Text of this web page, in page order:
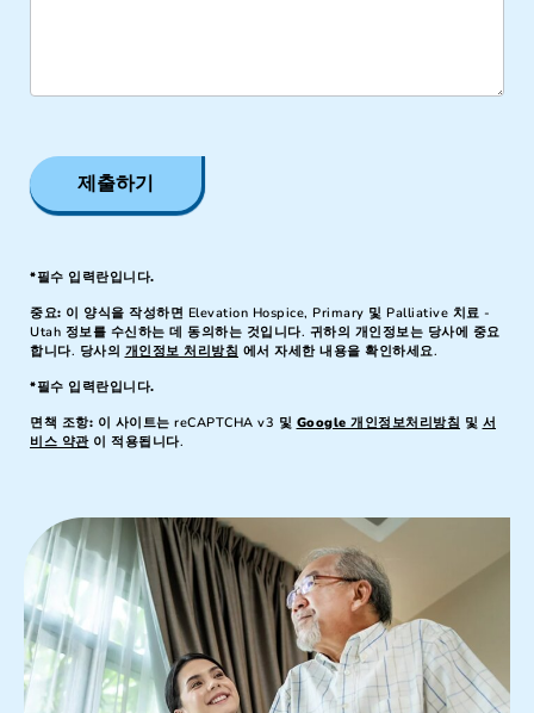
제출하기
*필수 입력란입니다.
중요: 이 양식을 작성하면 Elevation Hospice, Primary 및 Palliative 치료 -
Utah 정보를 수신하는 데 동의하는 것입니다. 귀하의 개인정보는 당사에 중요
합니다. 당사의 개인정보 처리방침 에서 자세한 내용을 확인하세요.
*필수 입력란입니다.
면책 조항: 이 사이트는 reCAPTCHA v3 및 Google 개인정보처리방침 및 서
비스 약관이 적용됩니다.